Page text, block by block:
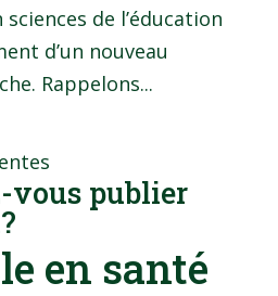
de l’éducation
d’un nouveau
Rappelons...
vous publier
en santé